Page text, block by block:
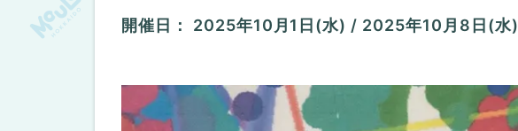
開催日： 2025年10月1日(水) / 2025年10月8日(水)